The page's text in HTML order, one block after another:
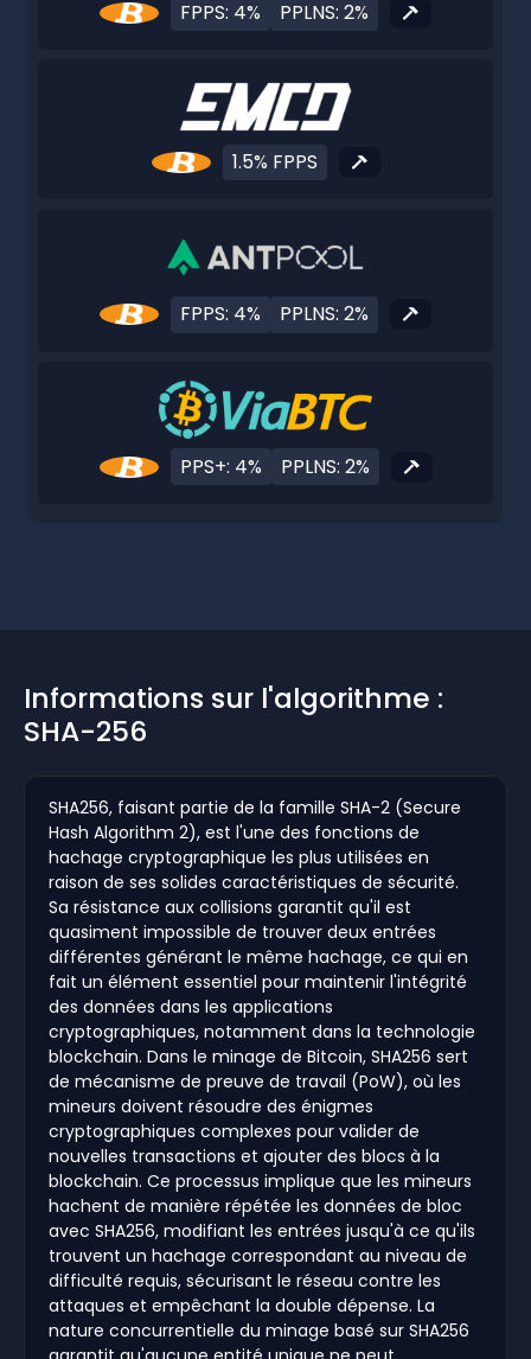
FPPS: 4% PPLNS: 2%
1.5% FPPS
FPPS: 4% PPLNS: 2%
PPS+: 4% PPLNS: 2%
Informations sur l'algorithme :
SHA-256
SHA256, faisant partie de la famille SHA-2 (Secure
Hash Algorithm 2), est l'une des fonctions de
hachage cryptographique les plus utilisées en
raison de ses solides caractéristiques de sécurité.
Sa résistance aux collisions garantit qu'il est
quasiment impossible de trouver deux entrées
différentes générant le même hachage, ce qui en
fait un élément essentiel pour maintenir l'intégrité
des données dans les applications
cryptographiques, notamment dans la technologie
blockchain. Dans le minage de Bitcoin, SHA256 sert
de mécanisme de preuve de travail (PoW), où les
mineurs doivent résoudre des énigmes
cryptographiques complexes pour valider de
nouvelles transactions et ajouter des blocs à la
blockchain. Ce processus implique que les mineurs
hachent de manière répétée les données de bloc
avec SHA256, modifiant les entrées jusqu'à ce qu'ils
trouvent un hachage correspondant au niveau de
difficulté requis, sécurisant le réseau contre les
attaques et empêchant la double dépense. La
nature concurrentielle du minage basé sur SHA256